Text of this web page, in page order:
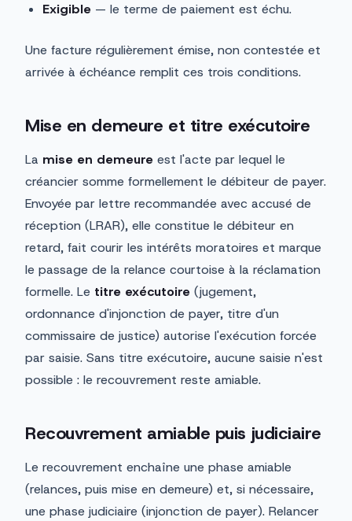
Exigible — le terme de paiement est échu.
Une facture régulièrement émise, non contestée et
arrivée à échéance remplit ces trois conditions.
Mise en demeure et titre exécutoire
La mise en demeure est l'acte par lequel le
créancier somme formellement le débiteur de payer.
Envoyée par lettre recommandée avec accusé de
réception (LRAR), elle constitue le débiteur en
retard, fait courir les intérêts moratoires et marque
le passage de la relance courtoise à la réclamation
formelle. Le titre exécutoire (jugement,
ordonnance d'injonction de payer, titre d'un
commissaire de justice) autorise l'exécution forcée
par saisie. Sans titre exécutoire, aucune saisie n'est
possible : le recouvrement reste amiable.
Recouvrement amiable puis judiciaire
Le recouvrement enchaîne une phase amiable
(relances, puis mise en demeure) et, si nécessaire,
une phase judiciaire (injonction de payer). Relancer